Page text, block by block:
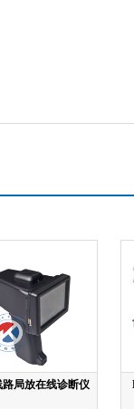
局放在线诊断仪